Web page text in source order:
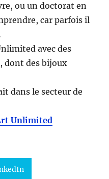
ou un doctorat en
car parfois il
avec des
dont des bijoux
dans le secteur de
Unlimited